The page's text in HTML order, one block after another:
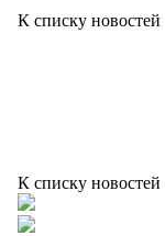
К списку новостей
К списку новостей